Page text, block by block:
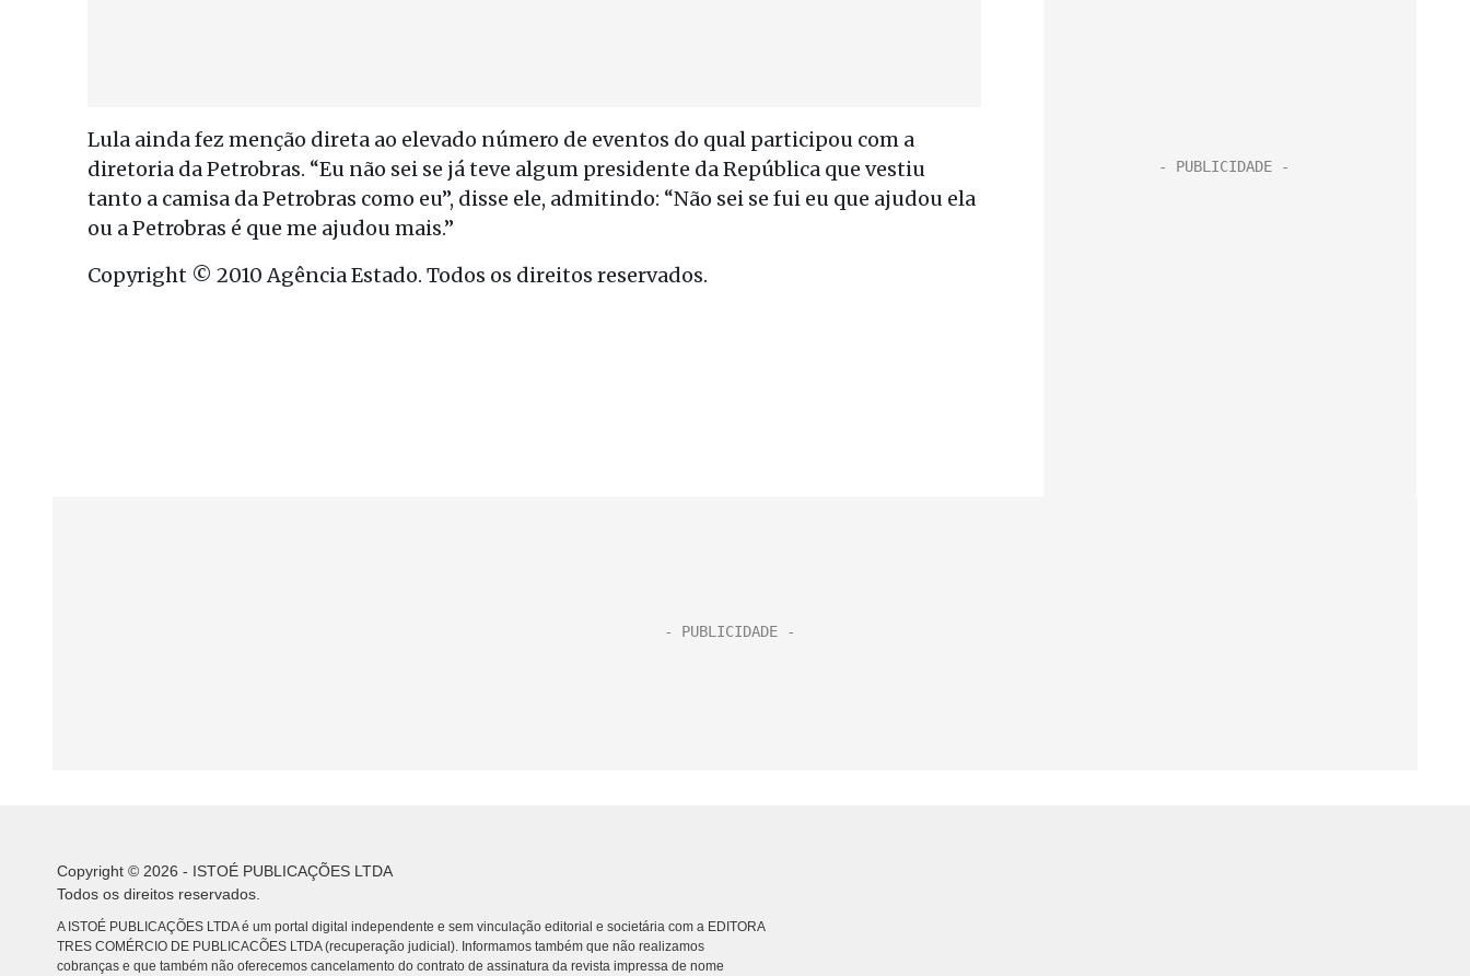
Lula ainda fez menção direta ao elevado número de eventos do qual participou com a
diretoria da Petrobras. “Eu não sei se já teve algum presidente da República que vestiu
tanto a camisa da Petrobras como eu”, disse ele, admitindo: “Não sei se fui eu que ajudou ela
ou a Petrobras é que me ajudou mais.”
Copyright © 2010 Agência Estado. Todos os direitos reservados.
Copyright © 2026 - ISTOÉ PUBLICAÇÕES LTDA
Todos os direitos reservados.
A ISTOÉ PUBLICAÇÕES LTDA é um portal digital independente e sem vinculação editorial e societária com a EDITORA
TRES COMÉRCIO DE PUBLICACÕES LTDA (recuperação judicial). Informamos também que não realizamos
cobranças e que também não oferecemos cancelamento do contrato de assinatura da revista impressa de nome